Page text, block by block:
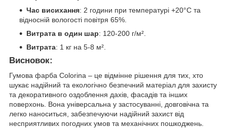
Час висихання: 2 години при температурі +20°С та
відносній вологості повітря 65%.
Витрата в один шар: 120-200 г/м².
Витрата: 1 кг на 5-8 м².
Висновок:
Гумова фарба Colorina – це відмінне рішення для тих, хто
шукає надійний та екологічно безпечний матеріал для захисту
та декоративного оздоблення дахів, фасадів та інших
поверхонь. Вона універсальна у застосуванні, довговічна та
легко наноситься, забезпечуючи надійний захист від
несприятливих погодних умов та механічних пошкоджень.